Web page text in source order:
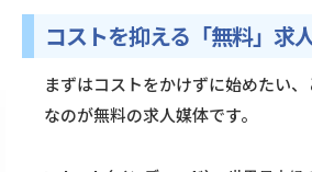
コストを抑える「無料」求
まずはコストをかけずに始めたい
なのが無料の求人媒体です。